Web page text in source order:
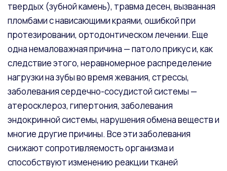
твердых (зубной камень), травма десен, вызванная
пломбами с нависающими краями, ошибкой при
протезировании, ортодонтическом лечении. Еще
одна немаловажная причина — патоло прикус и, как
следствие этого, неравномерное распределение
нагрузки на зубы во время жевания, стрессы,
заболевания сердечно-сосудистой системы —
атеросклероз, гипертония, заболевания
эндокринной системы, нарушения обмена веществ и
многие другие причины. Все эти заболевания
снижают сопротивляемость организма и
способствуют изменению реакции тканей